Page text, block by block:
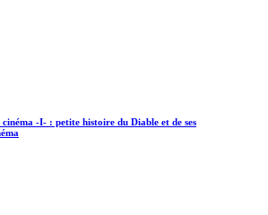
-I- : petite histoire du Diable et de ses